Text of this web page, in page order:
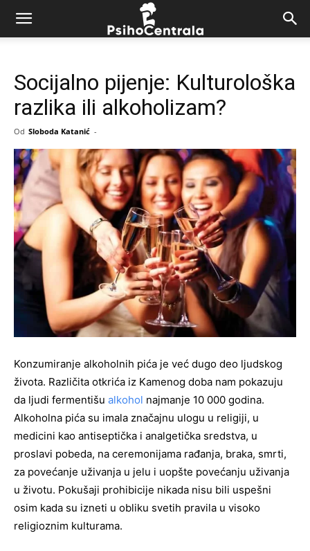
Socijalno pijenje: Kulturološka
razlika ili alkoholizam?
Od Sloboda Katanić -
Konzumiranje alkoholnih pića je već dugo deo ljudskog
života. Različita otkrića iz Kamenog doba nam pokazuju
da ljudi fermentišu alkohol najmanje 10 000 godina.
Alkoholna pića su imala značajnu ulogu u religiji, u
medicini kao antiseptička i analgetička sredstva, u
proslavi pobeda, na ceremonijama rađanja, braka, smrti,
za povećanje uživanja u jelu i uopšte povećanju uživanja
u životu. Pokušaji prohibicije nikada nisu bili uspešni
osim kada su izneti u obliku svetih pravila u visoko
religioznim kulturama.